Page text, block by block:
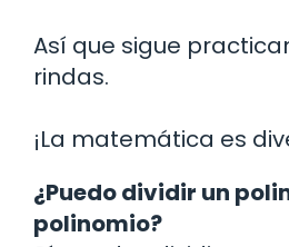
Así que sigue
rindas.
¡La matemática es
¿Puedo dividir un
polinomio?